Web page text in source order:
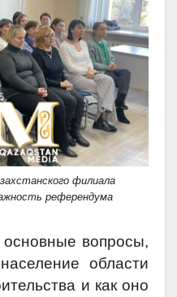
филиала
референдума
вопросы,
области
и как оно